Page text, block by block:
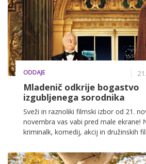
ODDAJE
Mladenič odkrije bogastvo
izgubljenega sorodnika
Sveži in raznoliki filmski izbor od 21.
novembra vas vabi pred male ekrane!
kriminalk, komedij, akcij in družinskih
POP TV, Kanal A in KINO.